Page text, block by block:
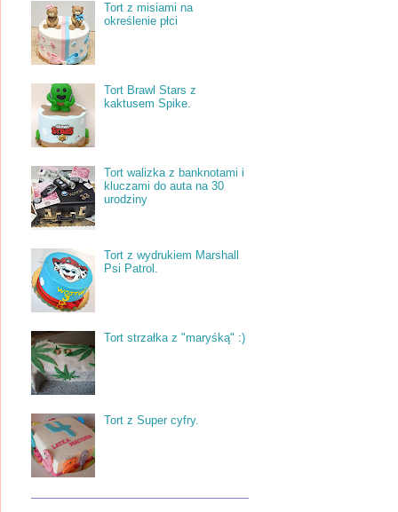
Tort z misiami na
określenie płci
Tort Brawl Stars z
kaktusem Spike.
Tort walizka z banknotami i
kluczami do auta na 30
urodziny
Tort z wydrukiem Marshall
Psi Patrol.
Tort strzałka z "maryśką" :)
Tort z Super cyfry.